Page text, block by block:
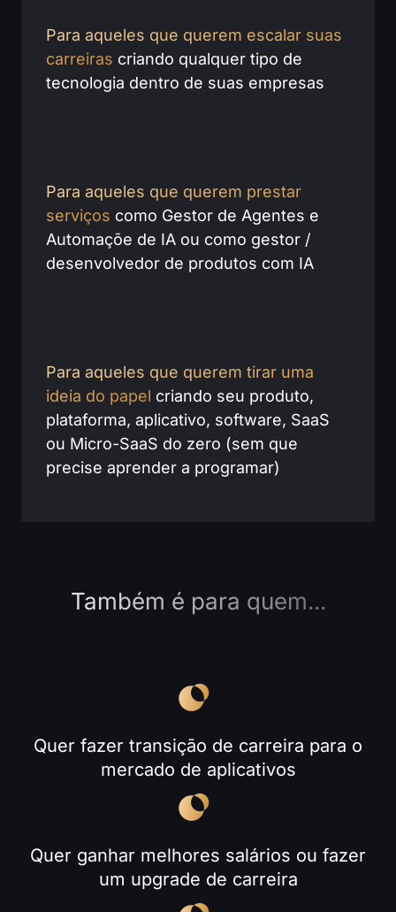
Para aqueles que querem escalar suas
carreiras criando qualquer tipo de
tecnologia dentro de suas empresas
Para aqueles que querem prestar
serviços como Gestor de Agentes e
Automaçõe de IA ou como gestor /
desenvolvedor de produtos com IA
Para aqueles que querem tirar uma
ideia do papel criando seu produto,
plataforma, aplicativo, software, SaaS
ou Micro-SaaS do zero (sem que
precise aprender a programar)
Também é para quem...
Quer fazer transição de carreira para o
mercado de aplicativos
Quer ganhar melhores salários ou fazer
um upgrade de carreira